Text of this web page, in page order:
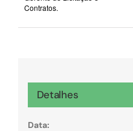
Contratos.
Detalhes
Data: